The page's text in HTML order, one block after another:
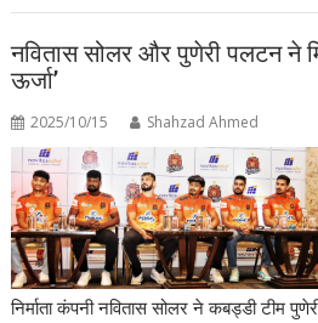
नवितास सोलर और पुणेरी पलटन ने
ऊर्जा’
2025/10/15 Shahzad Ahmed
निर्माता कंपनी नवितास सोलर ने कबड्डी टीम